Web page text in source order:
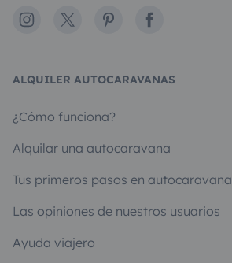
Instagram
X PinterestFacebook
ALQUILER AUTOCARAVANAS
¿Cómo funciona?
Alquilar una autocaravana
Tus primeros pasos en autocaravana
Las opiniones de nuestros usuarios
Ayuda viajero